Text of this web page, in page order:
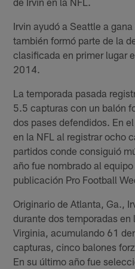
Irvin ayudó a Seattle a
también formó parte de la
clasificada en primer lugar
2014.
La temporada pasada
5.5 capturas con un balón
dos pases defendidos. En
en la NFL al registrar ocho
partidos conde consiguió
año fue nombrado al
publicación Pro Football
Originario de Atlanta, Ga.,
durante dos temporadas
Virginia, acumulando 61
capturas, cinco balones
En su último año fue